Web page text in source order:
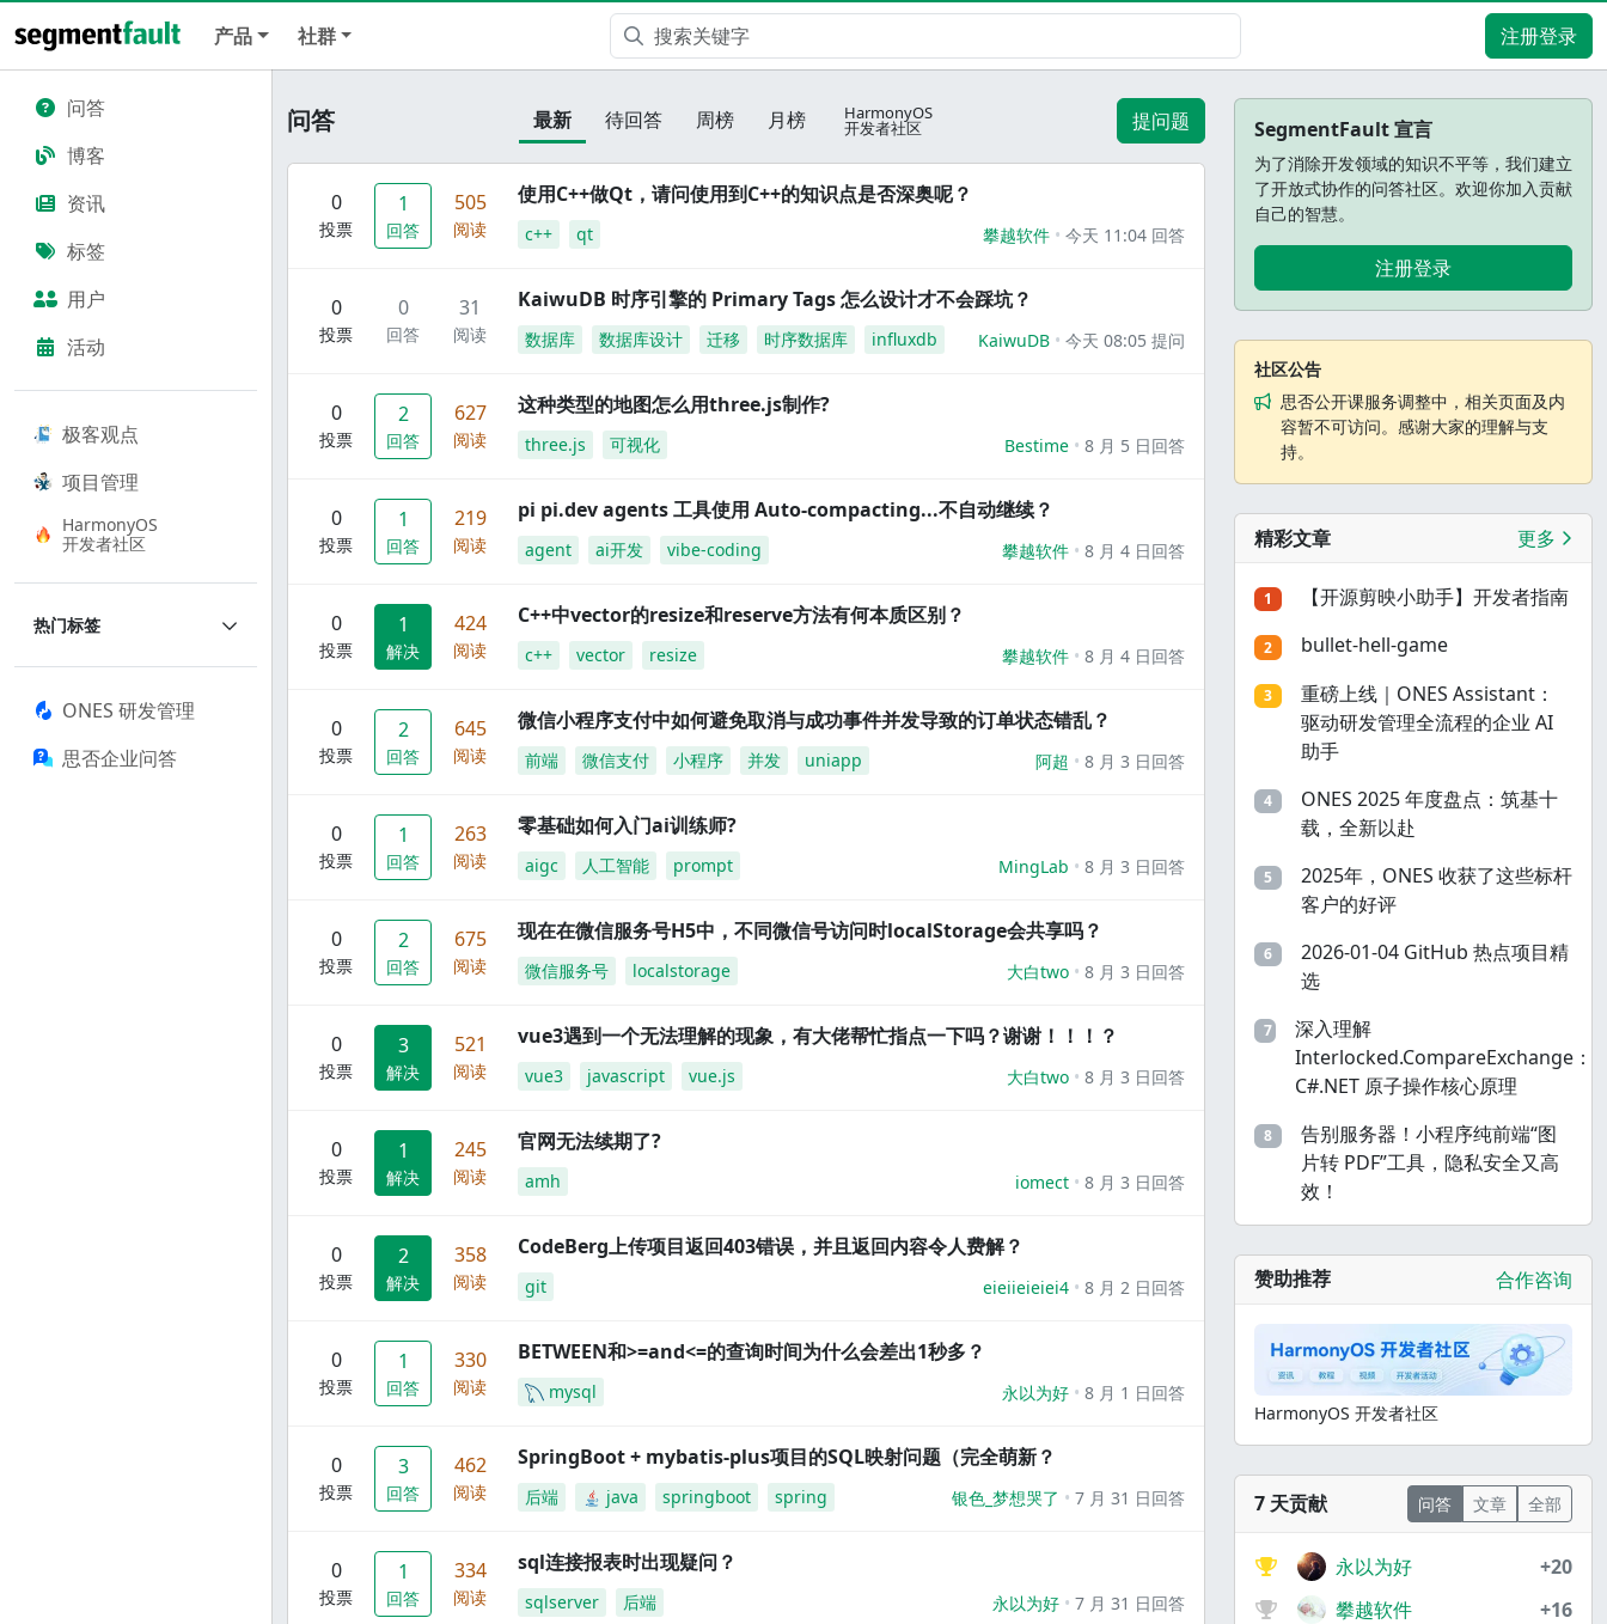
产品 社群 注册登录
问答
博客
资讯
标签
用户
活动
极客观点
项目管理
HarmonyOS
开发者社区
热门标签
ONES 研发管理
思否企业问答
问答 最新 待回答 周榜 月榜 HarmonyOS
开发者社区 提问题
0
投票
1
回答
505
阅读
使用C++做Qt，请问使用到C++的知识点是否深奥呢？
c++ qt 攀越软件 今天 11:04 回答
0
投票
0
回答
31
阅读
KaiwuDB 时序引擎的 Primary Tags 怎么设计才不会踩坑？
数据库 数据库设计 迁移 时序数据库 influxdb KaiwuDB 今天 08:05 提问
0
投票
2
回答
627
阅读
这种类型的地图怎么用three.js制作?
three.js 可视化 Bestime 8 月 5 日回答
0
投票
1
回答
219
阅读
pi pi.dev agents 工具使用 Auto-compacting...不自动继续？
agent ai开发 vibe-coding 攀越软件 8 月 4 日回答
0
投票
1
解决
424
阅读
C++中vector的resize和reserve方法有何本质区别？
c++ vector resize 攀越软件 8 月 4 日回答
0
投票
2
回答
645
阅读
微信小程序支付中如何避免取消与成功事件并发导致的订单状态错乱？
前端 微信支付 小程序 并发 uniapp 阿超 8 月 3 日回答
0
投票
1
回答
263
阅读
零基础如何入门ai训练师?
aigc 人工智能 prompt MingLab 8 月 3 日回答
0
投票
2
回答
675
阅读
现在在微信服务号H5中，不同微信号访问时localStorage会共享吗？
微信服务号 localstorage 大白two 8 月 3 日回答
0
投票
3
解决
521
阅读
vue3遇到一个无法理解的现象，有大佬帮忙指点一下吗？谢谢！！！？
vue3 javascript vue.js 大白two 8 月 3 日回答
0
投票
1
解决
245
阅读
官网无法续期了?
amh iomect 8 月 3 日回答
0
投票
2
解决
358
阅读
CodeBerg上传项目返回403错误，并且返回内容令人费解？
git eieiieieiei4 8 月 2 日回答
0
投票
1
回答
330
阅读
BETWEEN和>=and<=的查询时间为什么会差出1秒多？
mysql 永以为好 8 月 1 日回答
0
投票
3
回答
462
阅读
SpringBoot + mybatis-plus项目的SQL映射问题（完全萌新？
后端 java springboot spring 银色_梦想哭了 7 月 31 日回答
0
投票
1
回答
334
阅读
sql连接报表时出现疑问？
sqlserver 后端 永以为好 7 月 31 日回答
SegmentFault 宣言
为了消除开发领域的知识不平等，我们建立
了开放式协作的问答社区。欢迎你加入贡献
自己的智慧。
注册登录
社区公告
思否公开课服务调整中，相关页面及内
容暂不可访问。感谢大家的理解与支
持。
精彩文章 更多
1 【开源剪映小助手】开发者指南
2 bullet-hell-game
3
重磅上线｜ONES Assistant：
驱动研发管理全流程的企业 AI
助手
4
ONES 2025 年度盘点：筑基十
载，全新以赴
5
2025年，ONES 收获了这些标杆
客户的好评
6
2026-01-04 GitHub 热点项目精
选
7
深入理解
Interlocked.CompareExchange：
C#.NET 原子操作核心原理
8
告别服务器！小程序纯前端“图
片转 PDF”工具，隐私安全又高
效！
赞助推荐 合作咨询
HarmonyOS 开发者社区
7 天贡献 问答 文章 全部
永以为好
+20
攀越软件
+16